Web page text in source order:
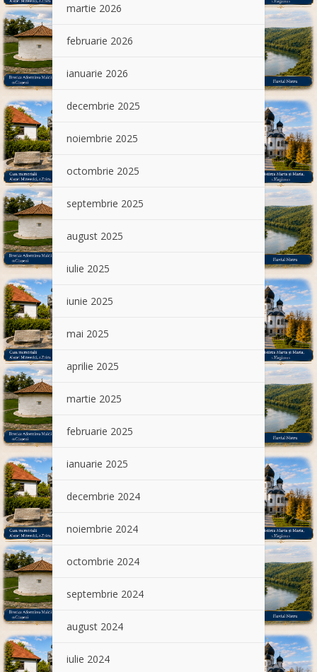
martie 2026
februarie 2026
ianuarie 2026
decembrie 2025
noiembrie 2025
octombrie 2025
septembrie 2025
august 2025
iulie 2025
iunie 2025
mai 2025
aprilie 2025
martie 2025
februarie 2025
ianuarie 2025
decembrie 2024
noiembrie 2024
octombrie 2024
septembrie 2024
august 2024
iulie 2024